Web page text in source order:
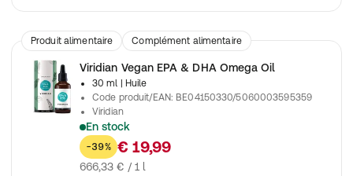
Produit alimentaire Complément alimentaire
Viridian Vegan EPA & DHA Omega Oil
30 ml
| Huile
Code produit/EAN: BE04150330/5060003595359
Viridian
En stock
Complément alimentaire proposant une alternative végétale
-39% € 19,99
666,33 € / 1 l